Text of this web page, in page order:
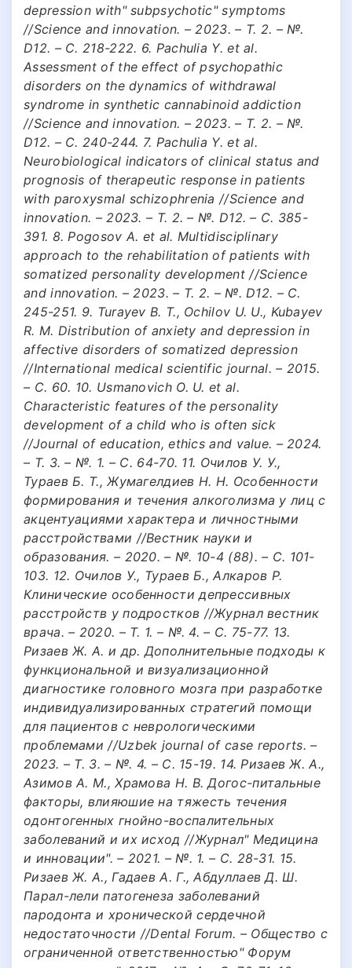
depression with" subpsychotic" symptoms
//Science and innovation. – 2023. – Т. 2. – №.
D12. – С. 218-222. 6. Pachulia Y. et al.
Assessment of the effect of psychopathic
disorders on the dynamics of withdrawal
syndrome in synthetic cannabinoid addiction
//Science and innovation. – 2023. – Т. 2. – №.
D12. – С. 240-244. 7. Pachulia Y. et al.
Neurobiological indicators of clinical status and
prognosis of therapeutic response in patients
with paroxysmal schizophrenia //Science and
innovation. – 2023. – Т. 2. – №. D12. – С. 385-
391. 8. Pogosov A. et al. Multidisciplinary
approach to the rehabilitation of patients with
somatized personality development //Science
and innovation. – 2023. – Т. 2. – №. D12. – С.
245-251. 9. Turayev B. T., Ochilov U. U., Kubayev
R. M. Distribution of anxiety and depression in
affective disorders of somatized depression
//International medical scientific journal. – 2015.
– С. 60. 10. Usmanovich O. U. et al.
Characteristic features of the personality
development of a child who is often sick
//Journal of education, ethics and value. – 2024.
– Т. 3. – №. 1. – С. 64-70. 11. Очилов У. У.,
Тураев Б. Т., Жумагелдиев Н. Н. Особенности
формирования и течения алкоголизма у лиц с
акцентуациями характера и личностными
расстройствами //Вестник науки и
образования. – 2020. – №. 10-4 (88). – С. 101-
103. 12. Очилов У., Тураев Б., Алкаров Р.
Клинические особенности депрессивных
расстройств у подростков //Журнал вестник
врача. – 2020. – Т. 1. – №. 4. – С. 75-77. 13.
Ризаев Ж. А. и др. Дополнительные подходы к
функциональной и визуализационной
диагностике головного мозга при разработке
индивидуализированных стратегий помощи
для пациентов с неврологическими
проблемами //Uzbek journal of case reports. –
2023. – Т. 3. – №. 4. – С. 15-19. 14. Ризаев Ж. А.,
Азимов А. М., Храмова Н. В. Догос-питальные
факторы, влияюшие на тяжесть течения
одонтогенных гнойно-воспалительных
заболеваний и их исход //Журнал" Медицина
и инновации". – 2021. – №. 1. – С. 28-31. 15.
Ризаев Ж. А., Гадаев А. Г., Абдуллаев Д. Ш.
Парал-лели патогенеза заболеваний
пародонта и хронической сердечной
недостаточности //Dental Forum. – Общество с
ограниченной ответственностью" Форум